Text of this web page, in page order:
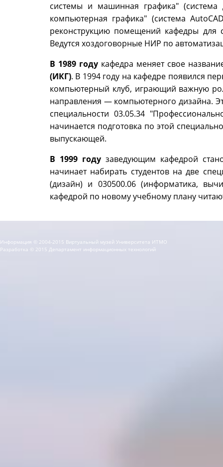
системы и машинная графика"
компьютерная графика" (система
реконструкцию помещений кафедры для
Ведутся хоздоговорные НИР по
В 1989 годукафедра меняет свое
(ИКГ). В 1994 году на кафедре появился
компьютерный клуб, играющий важную
направления — компьютерного дизайна.
специальности 03.05.34
начинается подготовка по этой
выпускающей.
В 1999 году заведующим кафедрой
начинает набирать студентов на две
(дизайн) и 030500.06 (информатика,
кафедрой по новому учебному плану
Информация © 2004-2015 Виртуальный музей Университета ИТМО
Разработка © 2015 Департамент информационных технологий